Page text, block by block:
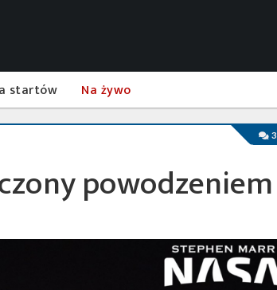
startów Na żywo
3
powodzeniem